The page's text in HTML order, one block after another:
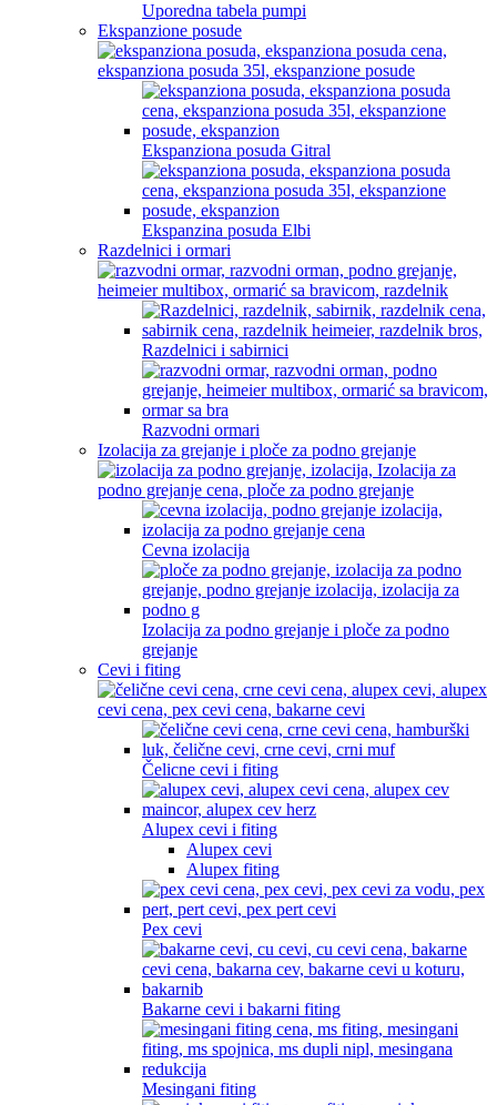
Uporedna tabela pumpi
Ekspanzione posude
Ekspanziona posuda Gitral
Ekspanzina posuda Elbi
Razdelnici i ormari
Razdelnici i sabirnici
Razvodni ormari
Izolacija za grejanje i ploče za podno grejanje
Cevna izolacija
Izolacija za podno grejanje i ploče za podno
grejanje
Cevi i fiting
Čelicne cevi i fiting
Alupex cevi i fiting
Alupex cevi
Alupex fiting
Pex cevi
Bakarne cevi i bakarni fiting
Mesingani fiting